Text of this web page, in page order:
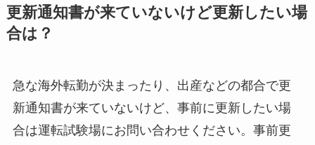
更新通知書が来ていないけど更新したい場
合は？
急な海外転勤が決まったり、出産などの都合で更
新通知書が来ていないけど、事前に更新したい場
合は運転試験場にお問い合わせください。事前更